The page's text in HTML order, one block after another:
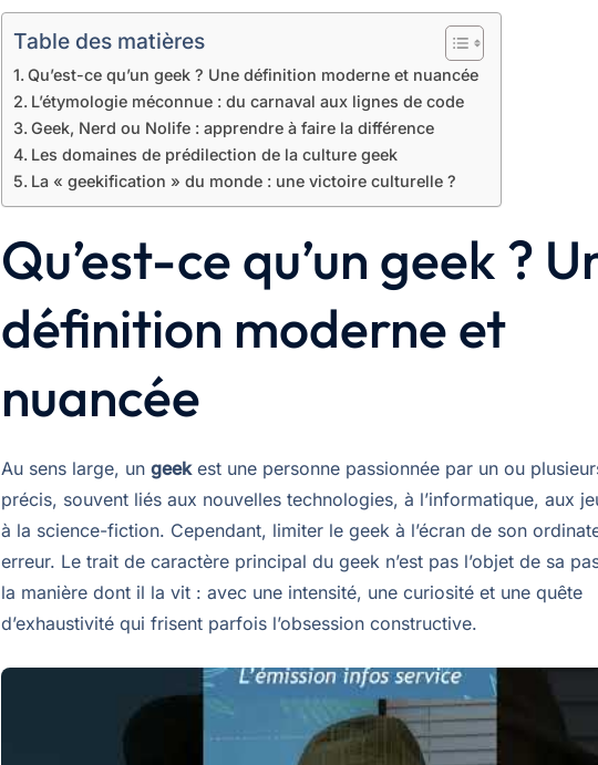
Table des matières
Qu’est-ce qu’un geek ? Une définition moderne et nuancée
L’étymologie méconnue : du carnaval aux lignes de code
Geek, Nerd ou Nolife : apprendre à faire la différence
Les domaines de prédilection de la culture geek
La « geekification » du monde : une victoire culturelle ?
Qu’est-ce qu’un geek ?
définition moderne et
nuancée
Au sens large, un geekest une personne passionnée par un ou
précis, souvent liés aux nouvelles technologies, à l’informatique, aux
à la science-fiction. Cependant, limiter le geek à l’écran de son
erreur. Le trait de caractère principal du geek n’est pas l’objet de sa
la manière dont il la vit : avec une intensité, une curiosité et une quête
d’exhaustivité qui frisent parfois l’obsession constructive.